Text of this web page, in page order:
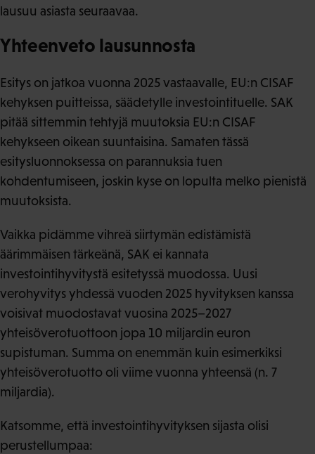
lausuu asiasta seuraavaa.
Yhteenveto lausunnosta
Esitys on jatkoa vuonna 2025 vastaavalle, EU:n CISAF
kehyksen puitteissa, säädetylle investointituelle. SAK
pitää sittemmin tehtyjä muutoksia EU:n CISAF
kehykseen oikean suuntaisina. Samaten tässä
esitysluonnoksessa on parannuksia tuen
kohdentumiseen, joskin kyse on lopulta melko pienistä
muutoksista.
Vaikka pidämme vihreä siirtymän edistämistä
äärimmäisen tärkeänä, SAK ei kannata
investointihyvitystä esitetyssä muodossa. Uusi
verohyvitys yhdessä vuoden 2025 hyvityksen kanssa
voisivat muodostavat vuosina 2025–2027
yhteisöverotuottoon jopa 10 miljardin euron
supistuman. Summa on enemmän kuin esimerkiksi
yhteisöverotuotto oli viime vuonna yhteensä (n. 7
miljardia).
Katsomme, että investointihyvityksen sijasta olisi
perustellumpaa: